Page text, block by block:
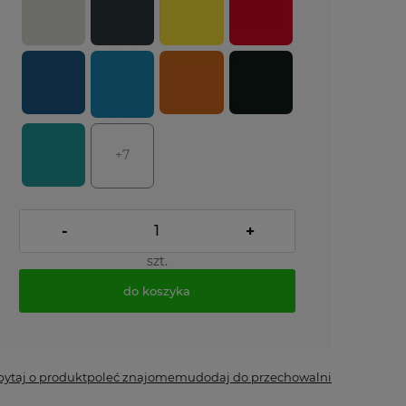
+7
- +
szt.
do koszyka
o produktpoleć znajomemudodaj do przechowalni